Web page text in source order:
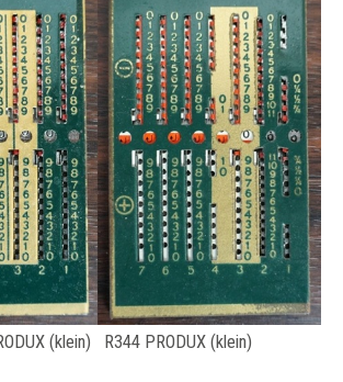
(klein) R344 PRODUX (klein)